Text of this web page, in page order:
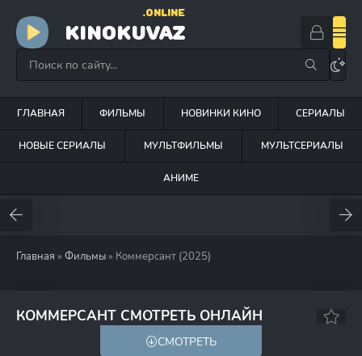
KINOKUVAZ
.ONLINE
ГЛАВНАЯ ФИЛЬМЫ НОВИНКИ КИНО СЕРИАЛЫ
НОВЫЕ СЕРИАЛЫ МУЛЬТФИЛЬМЫ МУЛЬТСЕРИАЛЫ
АНИМЕ
Главная » Фильмы » Коммерсант (2025)
КОММЕРСАНТ СМОТРЕТЬ ОНЛАЙН
8.2
СМОТРЕТЬ